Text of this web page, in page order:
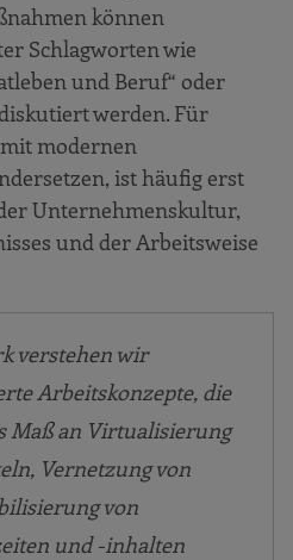
können
Schlagworten wie
und Beruf“ oder
werden. Für
modernen
ist häufig erst
Unternehmenskultur,
und der Arbeitsweise
verstehen wir
Arbeitskonzepte, die
Maß an Virtualisierung
Vernetzung von
von
und -inhalten